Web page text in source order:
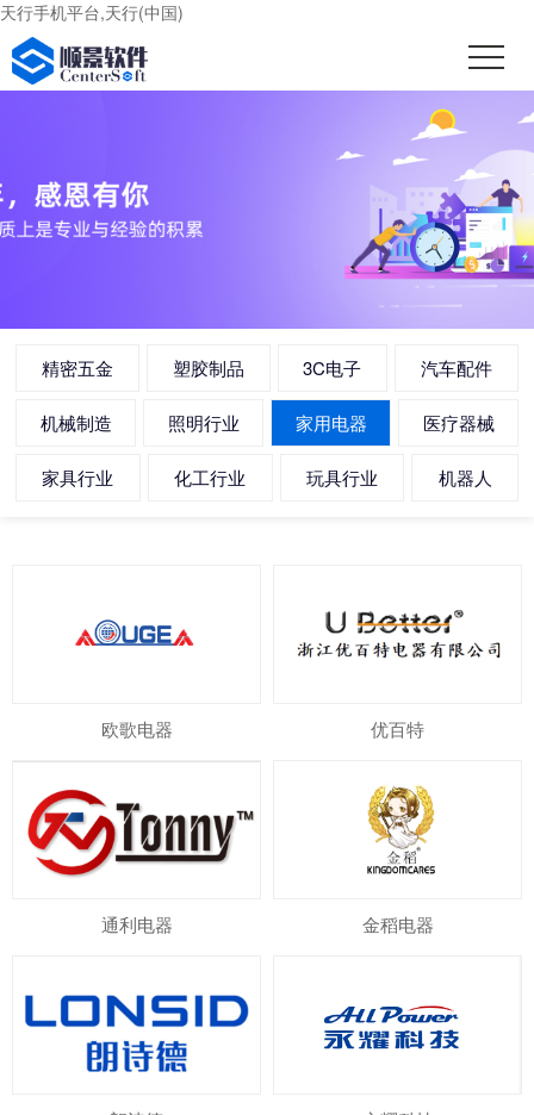
天行手机平台,天行(中国)
精密五金 塑胶制品 3C电子 汽车配件
机械制造 照明行业 家用电器 医疗器械
家具行业 化工行业 玩具行业 机器人
欧歌电器 优百特
通利电器 金稻电器